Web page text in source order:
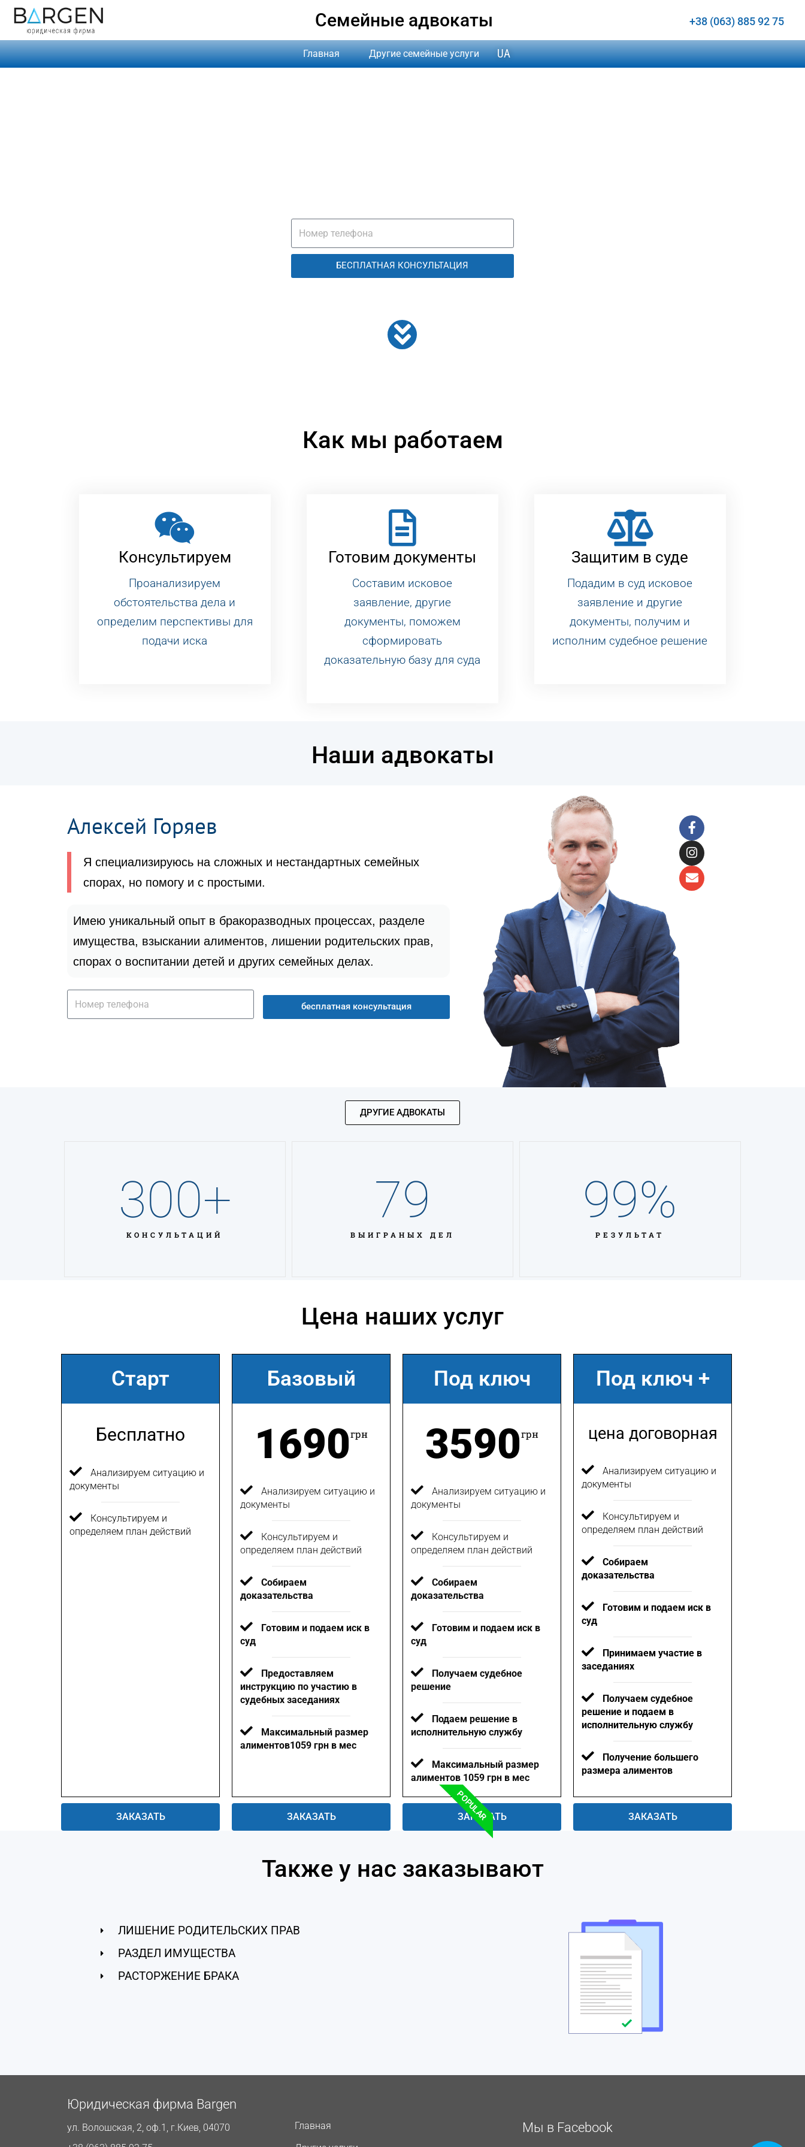
Семейные адвокаты +38 (063) 885 92 75
Главная Другие семейные услуги UA
БЕСПЛАТНАЯ КОНСУЛЬТАЦИЯ
Как мы работаем
Консультируем
Проанализируем
обстоятельства дела и
определим перспективы для
подачи иска
Готовим документы
Составим исковое
заявление, другие
документы, поможем
сформировать
доказательную базу для суда
Защитим в суде
Подадим в суд исковое
заявление и другие
документы, получим и
исполним судебное решение
Наши адвокаты
Алексей Горяев
Я специализируюсь на сложных и нестандартных семейных
спорах, но помогу и с простыми.
Имею уникальный опыт в бракоразводных процессах, разделе
имущества, взыскании алиментов, лишении родительских прав,
спорах о воспитании детей и других семейных делах.
бесплатная консультация
ДРУГИЕ АДВОКАТЫ
КОНСУЛЬТАЦИЙ
300+
ВЫИГРАНЫХ ДЕЛ
79
РЕЗУЛЬТАТ
99%
Цена наших услуг
Старт
Бесплатно
Анализируем ситуацию и
документы
Консультируем и
определяем план действий
Базовый
1690грн
Анализируем ситуацию и
документы
Консультируем и
определяем план действий
Собираем
доказательства
Готовим и подаем иск в
суд
Предоставляем
инструкцию по участию в
судебных заседаниях
Максимальный размер
алиментов1059 грн в мес
Под ключ
3590грн
Анализируем ситуацию и
документы
Консультируем и
определяем план действий
Собираем
доказательства
Готовим и подаем иск в
суд
Получаем судебное
решение
Подаем решение в
исполнительную службу
Максимальный размер
алиментов 1059 грн в мес
POPULAR
Под ключ +
цена договорная
Анализируем ситуацию и
документы
Консультируем и
определяем план действий
Собираем
доказательства
Готовим и подаем иск в
суд
Принимаем участие в
заседаниях
Получаем судебное
решение и подаем в
исполнительную службу
Получение большего
размера алиментов
ЗАКАЗАТЬ ЗАКАЗАТЬ ЗАКАЗАТЬ ЗАКАЗАТЬ
Также у нас заказывают
ЛИШЕНИЕ РОДИТЕЛЬСКИХ ПРАВ
РАЗДЕЛ ИМУЩЕСТВА
РАСТОРЖЕНИЕ БРАКА
Юридическая фирма Bargen
ул. Волошская, 2, оф.1, г.Киев, 04070
Главная
Мы в Facebook